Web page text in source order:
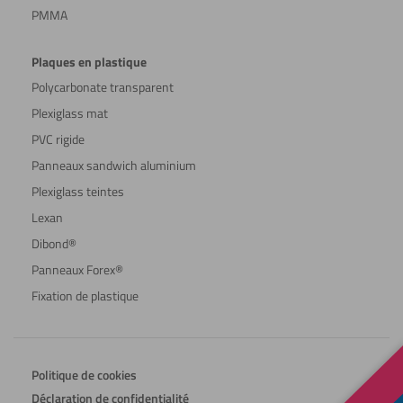
PMMA
Plaques en plastique
Polycarbonate transparent
Plexiglass mat
PVC rigide
Panneaux sandwich aluminium
Plexiglass teintes
Lexan
Dibond®
Panneaux Forex®
Fixation de plastique
Politique de cookies
Déclaration de confidentialité